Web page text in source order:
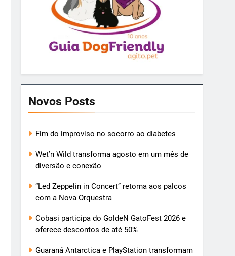
Novos Posts
Fim do improviso no socorro ao diabetes
Wet’n Wild transforma agosto em um mês de
diversão e conexão
“Led Zeppelin in Concert” retorna aos palcos
com a Nova Orquestra
Cobasi participa do GoldeN GatoFest 2026 e
oferece descontos de até 50%
Guaraná Antarctica e PlayStation transformam